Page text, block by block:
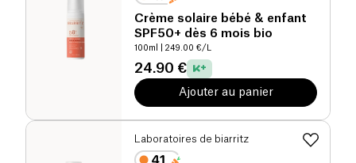
Crème solaire bébé & enfant
SPF50+ dès 6 mois bio
100ml | 249.00 €/L
24.90 €
Ajouter au panier
Laboratoires de biarritz